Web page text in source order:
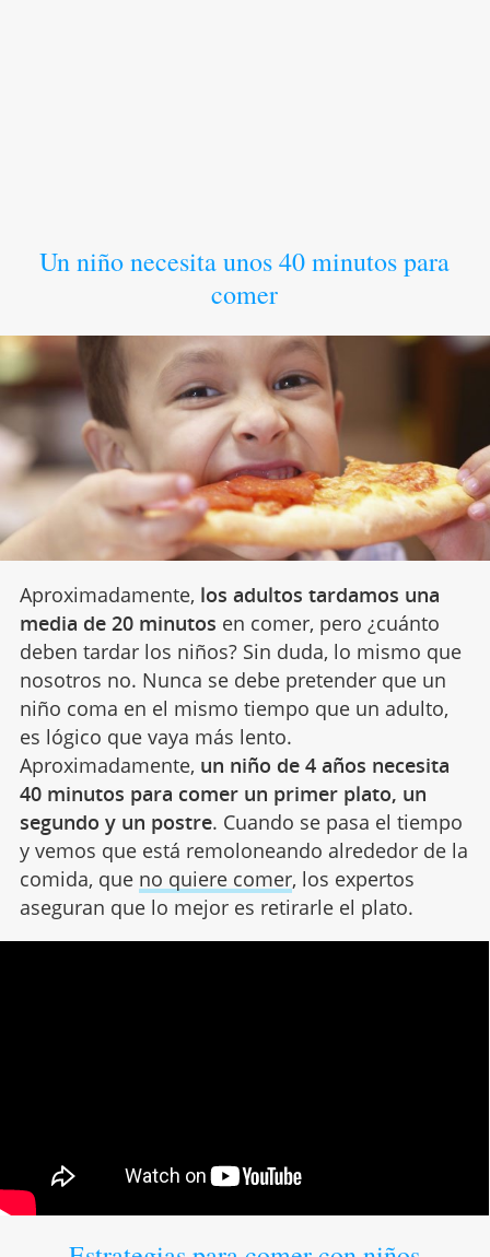
Un niño necesita unos 40 minutos para
comer
Aproximadamente, los adultos tardamos una
media de 20 minutos en comer, pero ¿cuánto
deben tardar los niños? Sin duda, lo mismo que
nosotros no. Nunca se debe pretender que un
niño coma en el mismo tiempo que un adulto,
es lógico que vaya más lento.
Aproximadamente, un niño de 4 años necesita
40 minutos para comer un primer plato, un
segundo y un postre. Cuando se pasa el tiempo
y vemos que está remoloneando alrededor de la
comida, que no quiere comer, los expertos
aseguran que lo mejor es retirarle el plato.